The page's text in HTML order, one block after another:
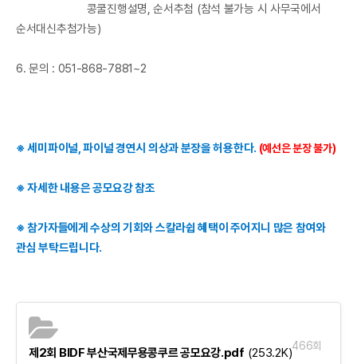
콩쿨진행설명, 순서추첨 (참석 불가능 시 사무국에서
순서대신추첨가능)​
6. 문의 : 051-868-7881~2
※ 세미파이널, 파이널 경연시 의상과 분장을 허용한다. (예선은 분장 불가)
※ 자세한 내용은 공모요강 참조
※ 참가자들에게 수상의 기회와 스칼라쉽 혜택이 주어지니 많은 참여와
관심 부탁드립니다.
제2회 BIDF 부산국제무용콩쿠르 공모요강.pdf (253.2K)466회